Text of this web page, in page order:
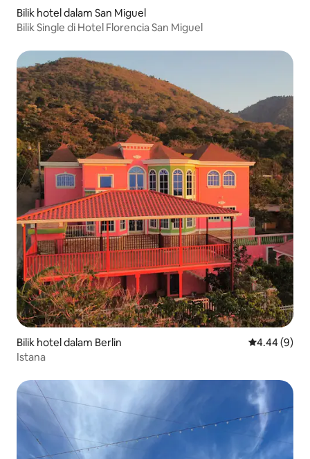
Bilik hotel dalam San Miguel
Bilik Single di Hotel Florencia San Miguel
Bilik hotel dalam Berlin Penarafan
4.44 (9)
Istana